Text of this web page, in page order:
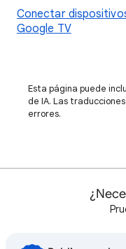
Conectar
Google TV
Esta página puede
de IA. Las
errores.